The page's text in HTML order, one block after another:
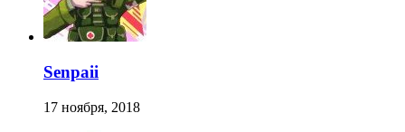
Senpaii
17 ноября, 2018